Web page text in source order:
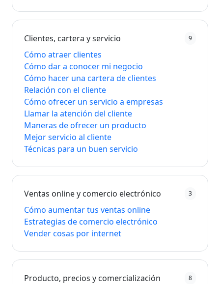
Clientes, cartera y servicio 9
Cómo atraer clientes
Cómo dar a conocer mi negocio
Cómo hacer una cartera de clientes
Relación con el cliente
Cómo ofrecer un servicio a empresas
Llamar la atención del cliente
Maneras de ofrecer un producto
Mejor servicio al cliente
Técnicas para un buen servicio
Ventas online y comercio electrónico 3
Cómo aumentar tus ventas online
Estrategias de comercio electrónico
Vender cosas por internet
Producto, precios y comercialización 8